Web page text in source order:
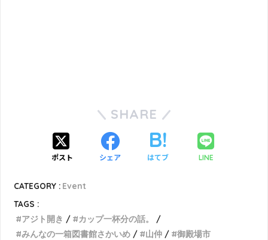
SHARE
ポスト シェア はてブ LINE
CATEGORY : Event
TAGS :
アジト開き
カップ一杯分の話。
みんなの一箱図書館さかいめ
山仲 御殿場市